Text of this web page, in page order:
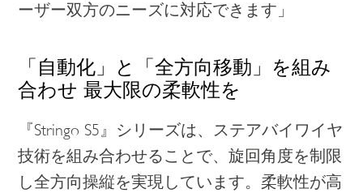
ーザー双方のニーズに対応できます」
「自動化」と「全方向移動」を組み
合わせ 最大限の柔軟性を
『Stringo S5』シリーズは、ステアバイワイヤ
技術を組み合わせることで、旋回角度を制限
し全方向操縦を実現しています。柔軟性が高